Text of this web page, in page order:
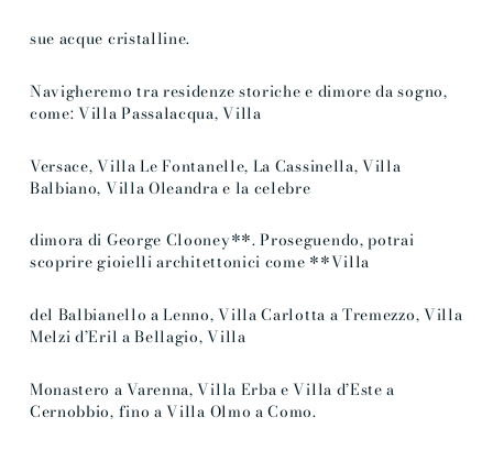
sue acque cristalline.
Navigheremo tra residenze storiche e dimore da sogno,
come: Villa Passalacqua, Villa
Versace, Villa Le Fontanelle, La Cassinella, Villa
Balbiano, Villa Oleandra e la celebre
dimora di George Clooney**. Proseguendo, potrai
scoprire gioielli architettonici come **Villa
del Balbianello a Lenno, Villa Carlotta a Tremezzo, Villa
Melzi d’Eril a Bellagio, Villa
Monastero a Varenna, Villa Erba e Villa d’Este a
Cernobbio, fino a Villa Olmo a Como.